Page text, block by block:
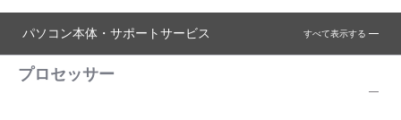
パソコン本体・サポートサービス すべて表示する
プロセッサー